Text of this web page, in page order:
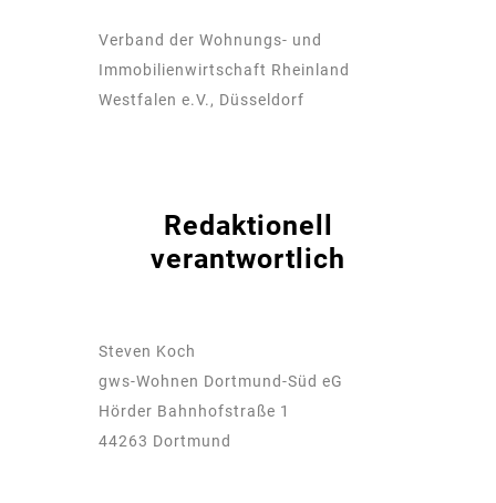
Verband der Wohnungs- und
Immobilienwirtschaft Rheinland
Westfalen e.V., Düsseldorf
Redaktionell
verantwortlich
Steven Koch
gws-Wohnen Dortmund-Süd eG
Hörder Bahnhofstraße 1
44263 Dortmund